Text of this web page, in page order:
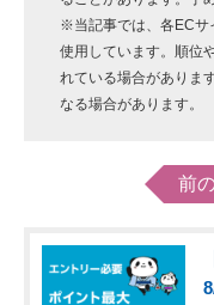
※当記事では、各ECサ
使用しています。順位
れている場合がありま
なる場合があります。
前